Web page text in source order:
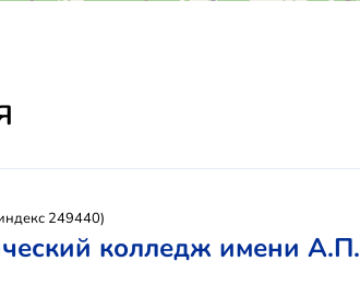
249440)
колледж имени